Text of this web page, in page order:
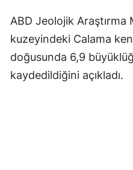
ABD Jeolojik Araştırma
kuzeyindeki Calama
doğusunda 6,9
kaydedildiğini açıkladı.